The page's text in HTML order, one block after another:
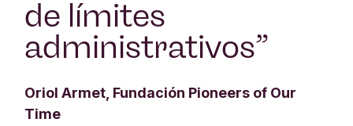
de límites
administrativos”
Oriol Armet, Fundación Pioneers of Our
Time